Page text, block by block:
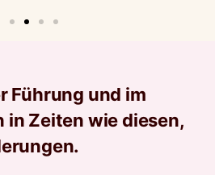
Führung und im
in Zeiten wie diesen,